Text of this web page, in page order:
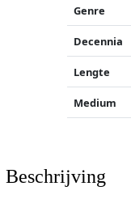
Genre
Decennia
Lengte
Medium
Beschrijving